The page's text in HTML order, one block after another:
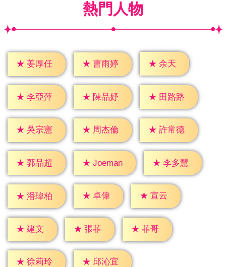
熱門人物
★ 姜厚任 ★ 曹雨婷 ★ 余天
★ 李亞萍 ★ 陳品妤 ★ 田路路
★ 吳宗憲 ★ 周杰倫 ★ 許常德
★ 郭品超 ★ Joeman ★ 李多慧
★ 潘瑋柏 ★ 卓偉 ★ 宣云
★ 建文 ★ 張菲 ★ 菲哥
★ 徐莉玲 ★ 邱沁宜